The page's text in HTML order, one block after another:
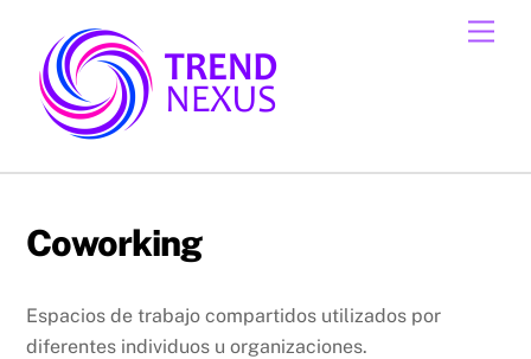
content
Coworking
Espacios de trabajo compartidos utilizados por
diferentes individuos u organizaciones.